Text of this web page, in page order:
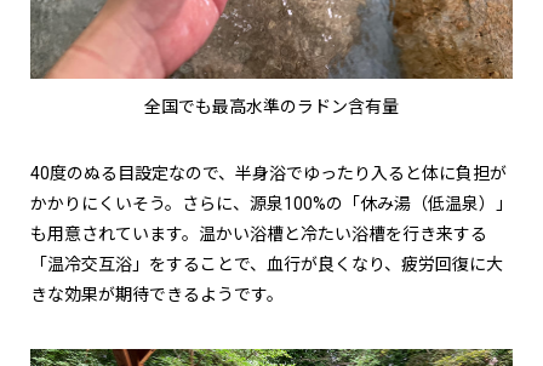
全国でも最高水準のラドン含有量
40度のぬる目設定なので、半身浴でゆったり入ると体に負担が
かかりにくいそう。さらに、源泉100%の「休み湯（低温泉）」
も用意されています。温かい浴槽と冷たい浴槽を行き来する
「温冷交互浴」をすることで、血行が良くなり、疲労回復に大
きな効果が期待できるようです。